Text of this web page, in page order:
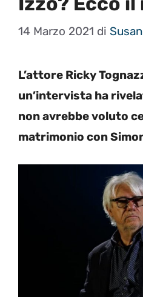
14 Marzo 2021 di
L’attore Ricky
un’intervista ha
non avrebbe voluto
matrimonio con